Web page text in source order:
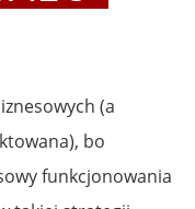
(a
bo
funkcjonowania